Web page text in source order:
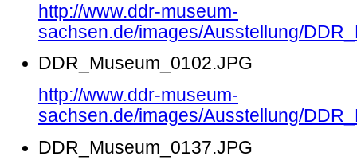
http://www.ddr-museum-
sachsen.de/images/Ausstellung/
DDR_Museum_0102.JPG
http://www.ddr-museum-
sachsen.de/images/Ausstellung/
DDR_Museum_0137.JPG